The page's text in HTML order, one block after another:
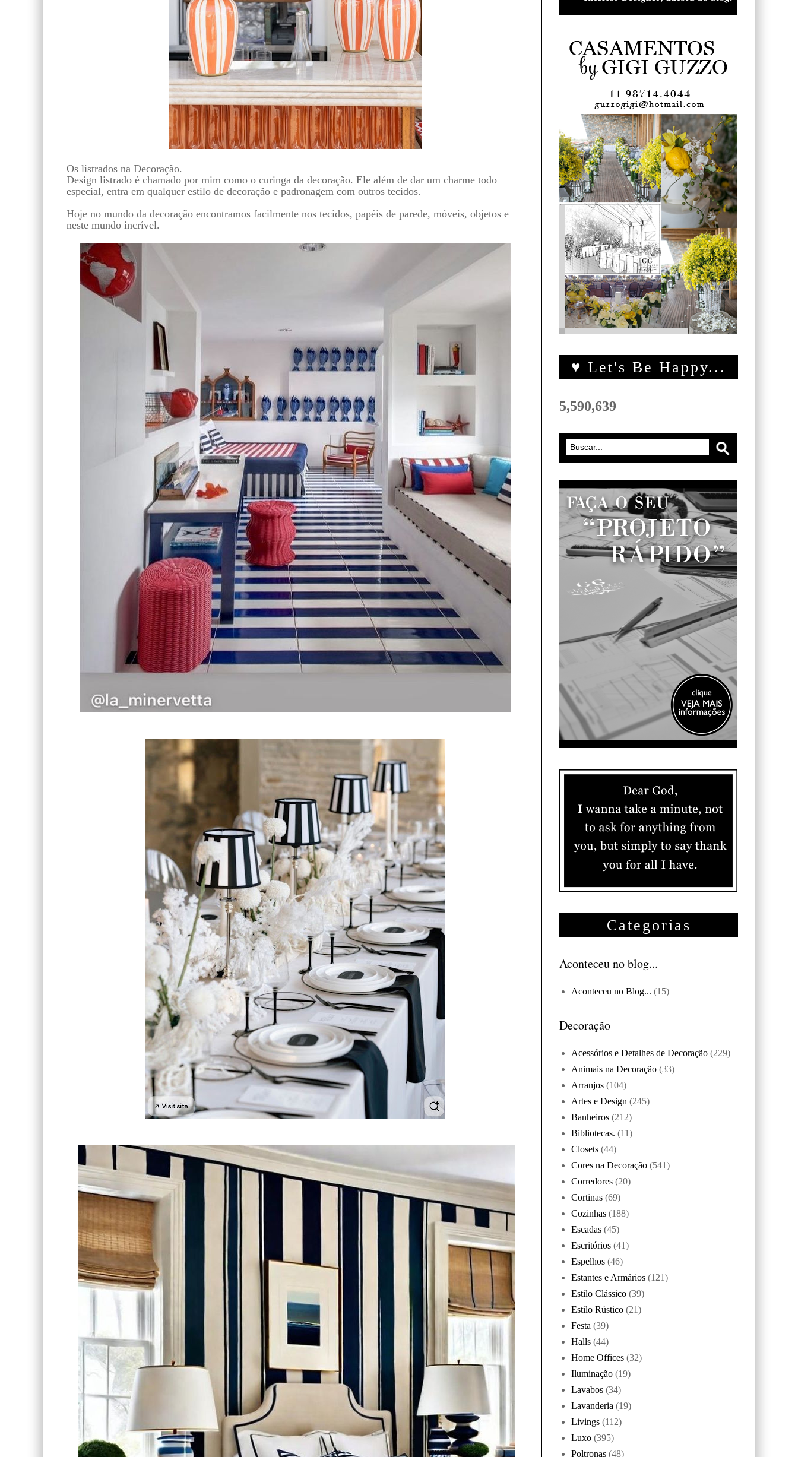
Os listrados na Decoração.
Design listrado é chamado por mim como o curinga da decoração. Ele além de dar um charme todo
especial, entra em qualquer estilo de decoração e padronagem com outros tecidos.
Hoje no mundo da decoração encontramos facilmente nos tecidos, papéis de parede, móveis, objetos e
neste mundo incrível.
♥ Let's Be Happy...
5,590,639
Categorias
Aconteceu no blog...
Aconteceu no Blog... (15)
Decoração
Acessórios e Detalhes de Decoração (229)
Animais na Decoração (33)
Arranjos (104)
Artes e Design (245)
Banheiros (212)
Bibliotecas. (11)
Closets (44)
Cores na Decoração (541)
Corredores (20)
Cortinas (69)
Cozinhas (188)
Escadas (45)
Escritórios (41)
Espelhos (46)
Estantes e Armários (121)
Estilo Clássico (39)
Estilo Rústico (21)
Festa (39)
Halls (44)
Home Offices (32)
Iluminação (19)
Lavabos (34)
Lavanderia (19)
Livings (112)
Luxo (395)
Poltronas (48)